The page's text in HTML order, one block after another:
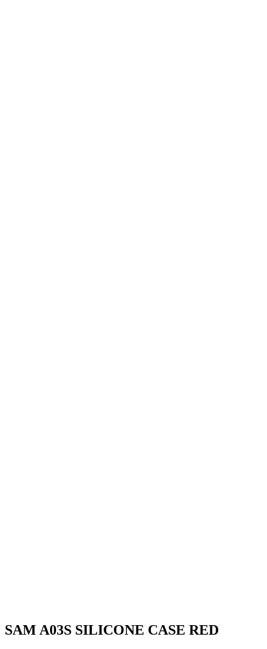
SAM A03S SILICONE CASE RED